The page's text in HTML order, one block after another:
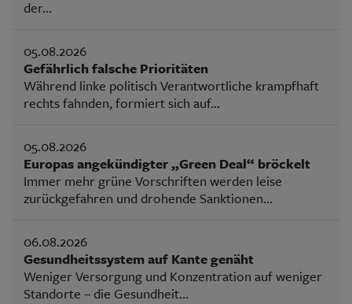
der...
05.08.2026
Gefährlich falsche Prioritäten
Während linke politisch Verantwortliche krampfhaft
rechts fahnden, formiert sich auf...
05.08.2026
Europas angekündigter „Green Deal“ bröckelt
Immer mehr grüne Vorschriften werden leise
zurückgefahren und drohende Sanktionen...
06.08.2026
Gesundheitssystem auf Kante genäht
Weniger Versorgung und Konzentration auf weniger
Standorte – die Gesundheit...